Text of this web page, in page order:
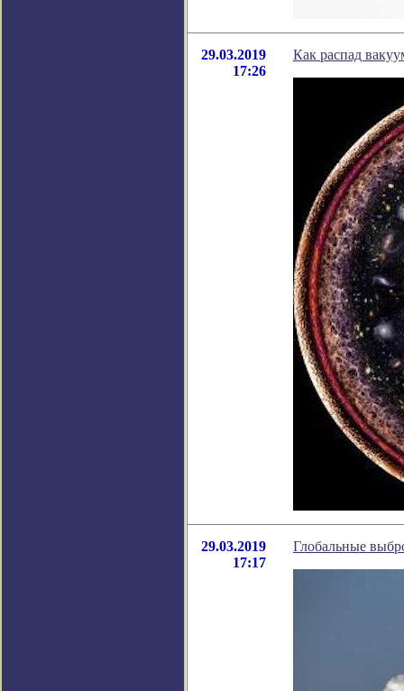
29.03.2019
17:26
Как распад
29.03.2019
17:17
Глобальные